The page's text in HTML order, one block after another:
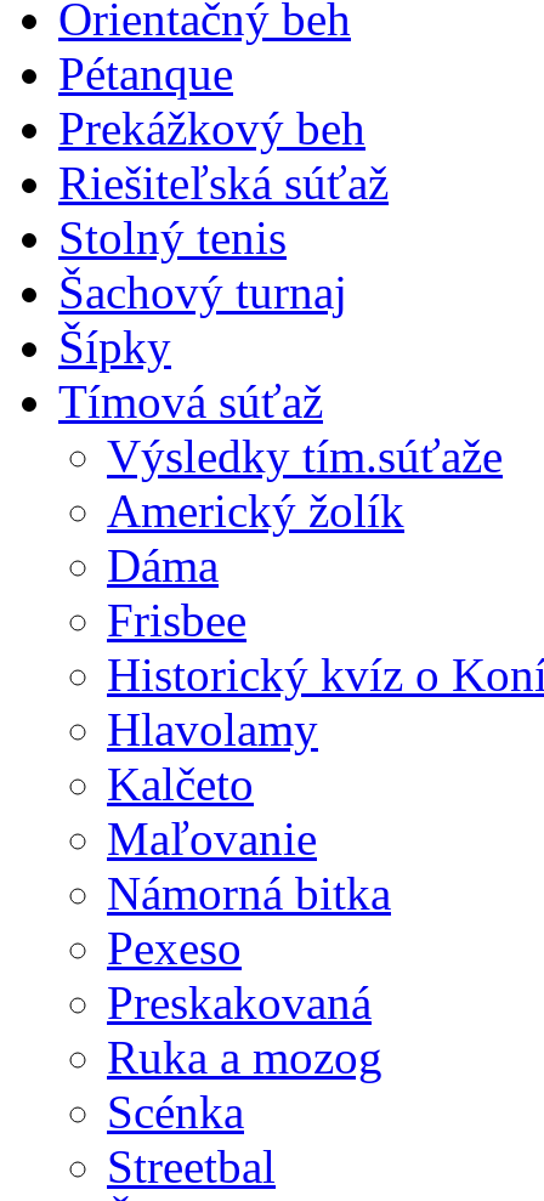
Orientačný beh
Pétanque
Prekážkový beh
Riešiteľská súťaž
Stolný tenis
Šachový turnaj
Šípky
Tímová súťaž
Výsledky tím.súťaže
Americký žolík
Dáma
Frisbee
Historický kvíz o
Hlavolamy
Kalčeto
Maľovanie
Námorná bitka
Pexeso
Preskakovaná
Ruka a mozog
Scénka
Streetbal